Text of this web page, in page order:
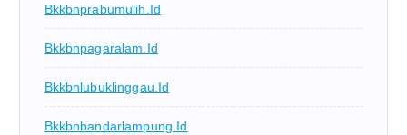
Bkkbnprabumulih.id
Bkkbnpagaralam.id
Bkkbnlubuklinggau.id
Bkkbnbandarlampung.id